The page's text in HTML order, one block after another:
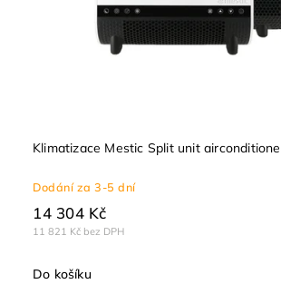
Klimatizace Mestic Split unit
Dodání za 3-5 dní
11 821 Kč bez DPH
14 304 Kč
Do košíku